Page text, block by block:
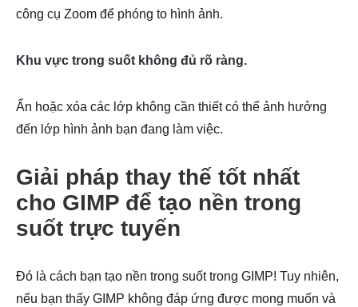
công cụ Zoom để phóng to hình ảnh.
Khu vực trong suốt không đủ rõ ràng.
Ẩn hoặc xóa các lớp không cần thiết có thể ảnh hưởng
đến lớp hình ảnh bạn đang làm việc.
Giải pháp thay thế tốt nhất
cho GIMP để tạo nền trong
suốt trực tuyến
Đó là cách bạn tạo nền trong suốt trong GIMP! Tuy nhiên,
nếu bạn thấy GIMP không đáp ứng được mong muốn và